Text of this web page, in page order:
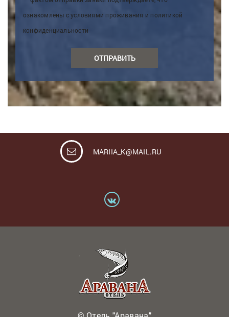
ознакомлены с условиями проживания и политикой
конфиденциальности
ОТПРАВИТЬ
MARIIA_K@MAIL.RU